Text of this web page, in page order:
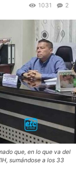
2
1031
que, en lo que va del
sumándose a los 33